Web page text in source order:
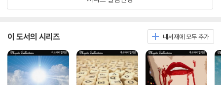
이 도서의 시리즈 내서재에 모두 추가